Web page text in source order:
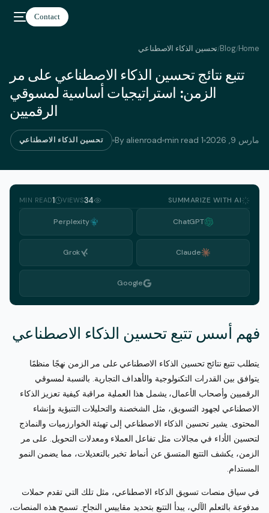
Contact
Home
/
Blog
/تحسين الذكاء الاصطناعي
تتبع نتائج تحسين الذكاء الاصطناعي على مر
الزمن: استراتيجيات أساسية لمسوقي
الرقميين
مارس 9, 2026 1 min read
By alienroad تحسين الذكاء الاصطناعي
SUMMARIZE WITH AI
34
VIEWS
1
MIN READ
ChatGPT
Perplexity
Claude
Grok
Google
فهم أسس تتبع تحسين الذكاء الاصطناعي
يتطلب تتبع نتائج تحسين الذكاء الاصطناعي على مر الزمن نهجًا منظمًا
يتوافق بين القدرات التكنولوجية والأهداف التجارية. بالنسبة لمسوقي
الرقميين وأصحاب الأعمال، يشمل هذا العملية مراقبة كيفية تعزيز الذكاء
الاصطناعي لجهود التسويق، مثل الشخصنة والتحليلات التنبؤية وإنشاء
المحتوى. يشير تحسين الذكاء الاصطناعي إلى تهيئة الخوارزميات والنماذج
لتحسين الأداء في مجالات مثل تفاعل العملاء ومعدلات التحويل. على مر
الزمن، يكشف التتبع المتسق عن أنماط تخبر بالتعديلات، مما يضمن النمو
المستدام.
في سياق منصات تسويق الذكاء الاصطناعي، مثل تلك التي تقدم حملات
مدفوعة بالتعلم الآلي، يبدأ التتبع بتحديد مقاييس النجاح. تسمح هذه المنصات،
العربية